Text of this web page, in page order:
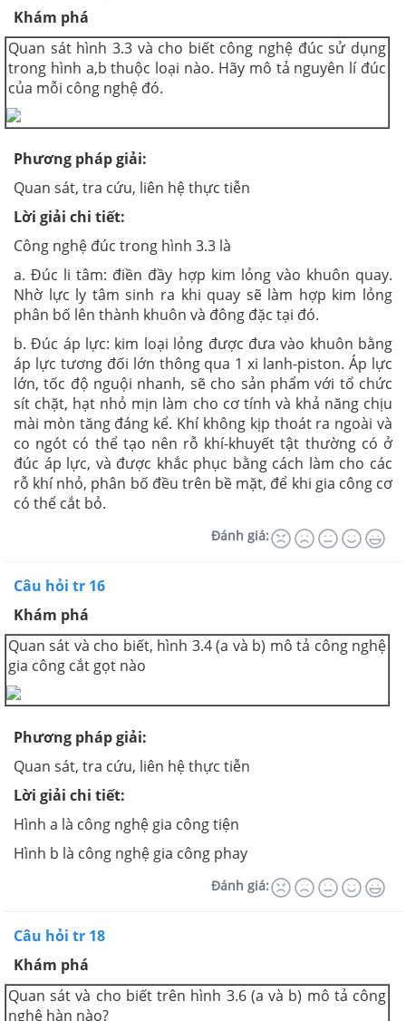
Khám phá
Quan sát hình 3.3 và cho biết công nghệ đúc sử dụng
trong hình a,b thuộc loại nào. Hãy mô tả nguyên lí đúc
của mỗi công nghệ đó.
Phương pháp giải:
Quan sát, tra cứu, liên hệ thực tiễn
Lời giải chi tiết:
Công nghệ đúc trong hình 3.3 là
a. Đúc li tâm: điền đầy hợp kim lỏng vào khuôn quay.
Nhờ lực ly tâm sinh ra khi quay sẽ làm hợp kim lỏng
phân bố lên thành khuôn và đông đặc tại đó.
b. Đúc áp lực: kim loại lỏng được đưa vào khuôn bằng
áp lực tương đối lớn thông qua 1 xi lanh-piston. Áp lực
lớn, tốc độ nguội nhanh, sẽ cho sản phẩm với tổ chức
sít chặt, hạt nhỏ mịn làm cho cơ tính và khả năng chịu
mài mòn tăng đáng kể. Khí không kịp thoát ra ngoài và
co ngót có thể tạo nên rỗ khí-khuyết tật thường có ở
đúc áp lực, và được khắc phục bằng cách làm cho các
rỗ khí nhỏ, phân bố đều trên bề mặt, để khi gia công cơ
có thể cắt bỏ.
Đánh giá:
Câu hỏi tr 16
Khám phá
Quan sát và cho biết, hình 3.4 (a và b) mô tả công nghệ
gia công cắt gọt nào
Phương pháp giải:
Quan sát, tra cứu, liên hệ thực tiễn
Lời giải chi tiết:
Hình a là công nghệ gia công tiện
Hình b là công nghệ gia công phay
Đánh giá:
Câu hỏi tr 18
Khám phá
Quan sát và cho biết trên hình 3.6 (a và b) mô tả công
nghệ hàn nào?